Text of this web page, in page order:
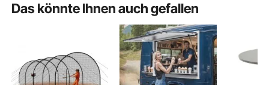
Das könnte Ihnen auch gefallen